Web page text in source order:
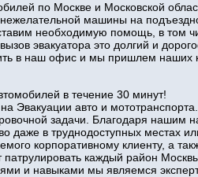
по Москве и Московской
нежелательной машины на
необходимую помощь, в том
эвакуатора это долгий и
в наш офис и мы пришлем
в течение 30 минут!
Эвакуации авто и
задачи. Благодаря
даже в труднодоступных местах
корпоративному клиенту, а
патрулировать каждый район
и навыками мы являемся